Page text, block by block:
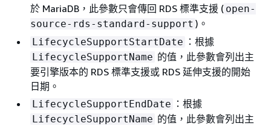
於 MariaDB，此參數只會傳回 RDS 標準支援 ( open-
source-rds-standard-support )。
LifecycleSupportStartDate ：根據
LifecycleSupportName 的值，此參數會列出主
要引擎版本的 RDS 標準支援或 RDS 延伸支援的開始
日期。
LifecycleSupportEndDate ：根據
LifecycleSupportName 的值，此參數會列出主